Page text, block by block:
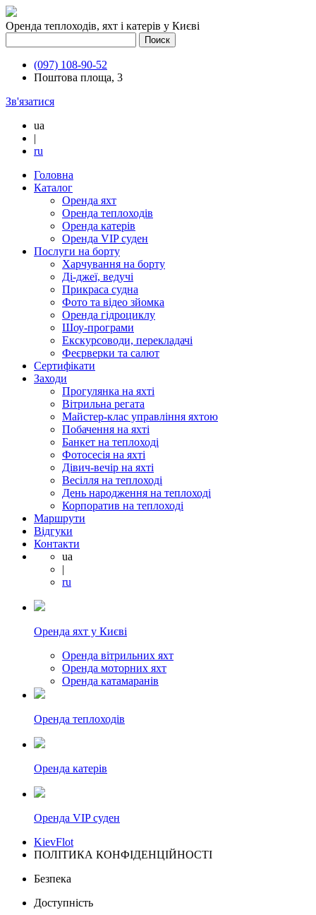
Оренда теплоходів, яхт і катерів у Києві
(097) 108-90-52
Поштова площа, 3
Зв'язатися
ua
|
ru
Головна
Каталог
Оренда яхт
Оренда теплоходів
Оренда катерів
Оренда VIP суден
Послуги на борту
Харчування на борту
Ді-джеї, ведучі
Прикраса судна
Фото та відео зйомка
Оренда гідроциклу
Шоу-програми
Екскурсоводи, перекладачі
Феєрверки та салют
Сертифікати
Заходи
Прогулянка на яхті
Вітрильна регата
Майстер-клас управління яхтою
Побачення на яхті
Банкет на теплоході
Фотосесія на яхті
Дівич-вечір на яхті
Весілля на теплоході
День народження на теплоході
Корпоратив на теплоході
Маршрути
Відгуки
Контакти
ua
|
ru
Оренда яхт у Києві
Оренда вітрильних яхт
Оренда моторних яхт
Оренда катамаранів
Оренда теплоходів
Оренда катерів
Оренда VIP суден
KievFlot
ПОЛІТИКА КОНФІДЕНЦІЙНОСТІ
Безпека
Доступність